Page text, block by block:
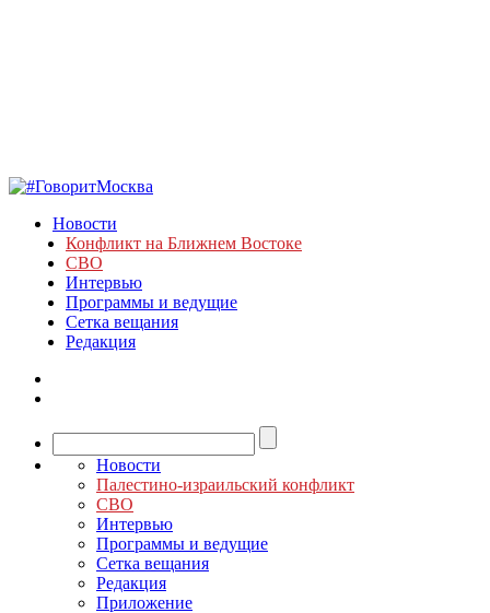
Новости
Конфликт на Ближнем Востоке
СВО
Интервью
Программы и ведущие
Сетка вещания
Редакция
Новости
Палестино-израильский конфликт
СВО
Интервью
Программы и ведущие
Сетка вещания
Редакция
Приложение